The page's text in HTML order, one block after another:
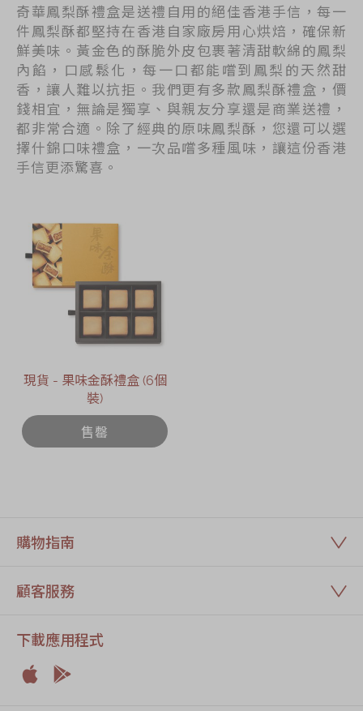
奇華鳳梨酥禮盒是送禮自用的絕佳香港手信，每一
件鳳梨酥都堅持在香港自家廠房用心烘焙，確保新
鮮美味。黃金色的酥脆外皮包裹著清甜軟綿的鳳梨
內餡，口感鬆化，每一口都能嚐到鳳梨的天然甜
香，讓人難以抗拒。我們更有多款鳳梨酥禮盒，價
錢相宜，無論是獨享、與親友分享還是商業送禮，
都非常合適。除了經典的原味鳳梨酥，您還可以選
擇什錦口味禮盒，一次品嚐多種風味，讓這份香港
手信更添驚喜。
現貨 - 果味金酥禮盒 (6個
裝)
售罄
購物指南
顧客服務
下載應用程式

